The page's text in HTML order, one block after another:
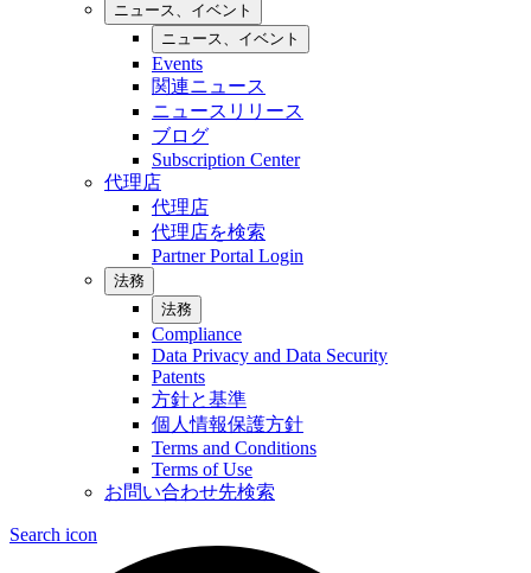
ニュース、イベント
ニュース、イベント
Events
関連ニュース
ニュースリリース
ブログ
Subscription Center
代理店
代理店
代理店を検索
Partner Portal Login
法務
法務
Compliance
Data Privacy and Data Security
Patents
方針と基準
個人情報保護方針
Terms and Conditions
Terms of Use
お問い合わせ先検索
Search icon